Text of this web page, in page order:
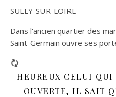
SULLY-SUR-LOIRE
Dans l'ancien quartier des
Saint-Germain ouvre ses
HEUREUX CELUI QUI
OUVERTE, IL SAIT